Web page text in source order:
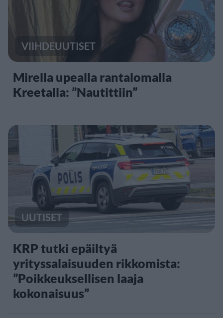
VIIHDEUUTISET
Mirella upealla rantalomalla
Kreetalla: ”Nautittiin”
UUTISET
KRP tutki epäiltyä
yrityssalaisuuden rikkomista:
”Poikkeuksellisen laaja
kokonaisuus”